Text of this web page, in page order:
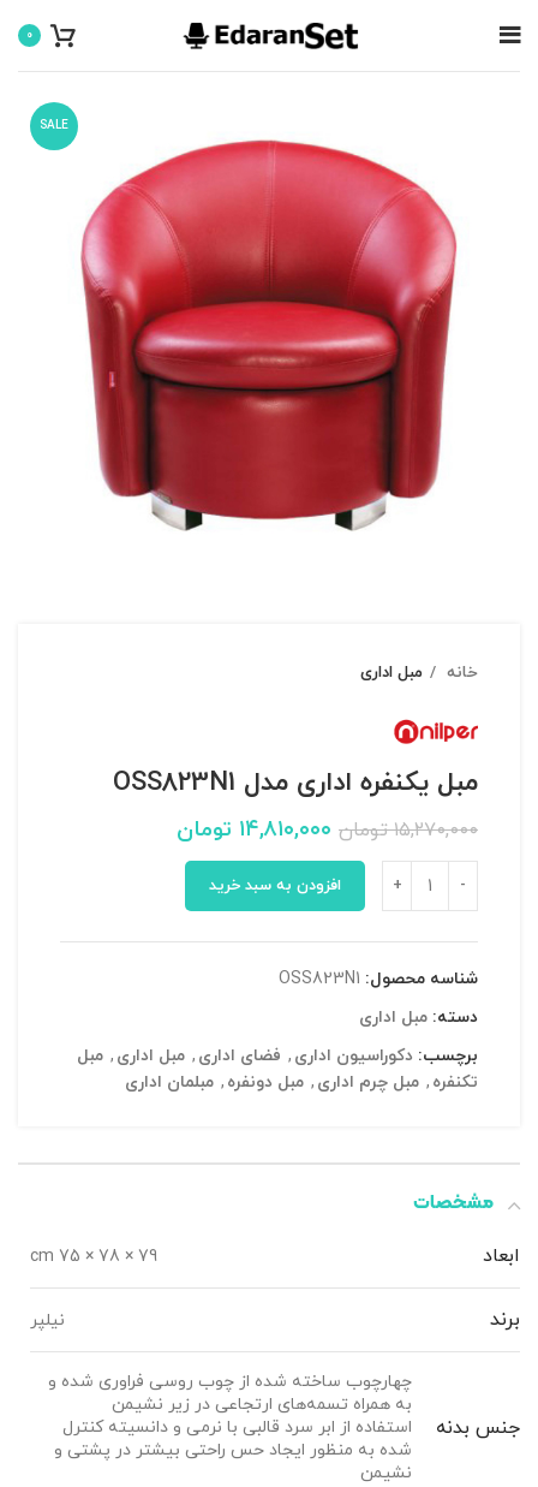
0
SALE
خانه مبل اداری
مبل یکنفره اداری مدل OSS823N1
۱۵,۲۷۰,۰۰۰ تومان ۱۴,۸۱۰,۰۰۰ تومان
افزودن به سبد خرید
شناسه محصول: OSS823N1
دسته: مبل اداری
برچسب: دکوراسیون اداری , فضای اداری , مبل اداری , مبل
تکنفره , مبل چرم اداری , مبل دونفره , مبلمان اداری
مشخصات
ابعاد 79 × 78 × 75 cm
برند نیلپر
جنس بدنه
چهارچوب ساخته شده از چوب روسی فراوری شده و
به همراه تسمه‌های ارتجاعی در زیر نشیمن
استفاده از ابر سرد قالبی با نرمی و دانسیته کنترل
شده به منظور ایجاد حس راحتی بیشتر در پشتی و
نشیمن